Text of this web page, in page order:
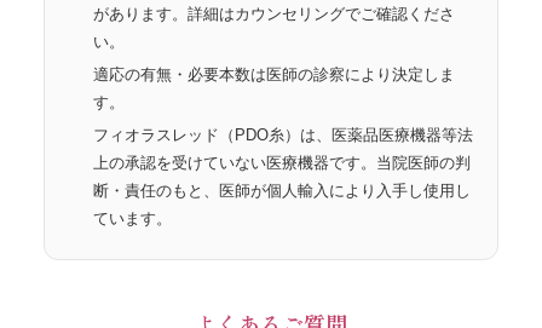
があります。詳細はカウンセリングでご確認くださ
い。
適応の有無・必要本数は医師の診察により決定しま
す。
フィオラスレッド（PDO糸）は、医薬品医療機器等法
上の承認を受けていない医療機器です。当院医師の判
断・責任のもと、医師が個人輸入により入手し使用し
ています。